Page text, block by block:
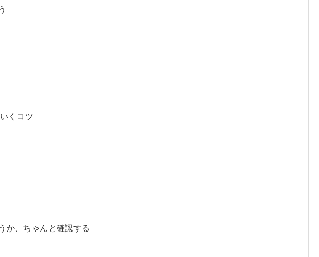
くコツ
か、ちゃんと確認する